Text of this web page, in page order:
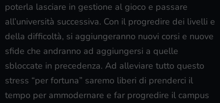
poterla lasciare in gestione al gioco e passare
all’università successiva. Con il progredire dei livelli e
della difficoltà, si aggiungeranno nuovi corsi e nuove
sfide che andranno ad aggiungersi a quelle
sbloccate in precedenza. Ad alleviare tutto questo
stress “per fortuna” saremo liberi di prenderci il
tempo per ammodernare e far progredire il campus